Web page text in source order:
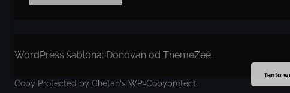
WordPress šablona: Donovan od ThemeZee.
Copy Protected by Chetan's WP-Copyprotect.
Tento